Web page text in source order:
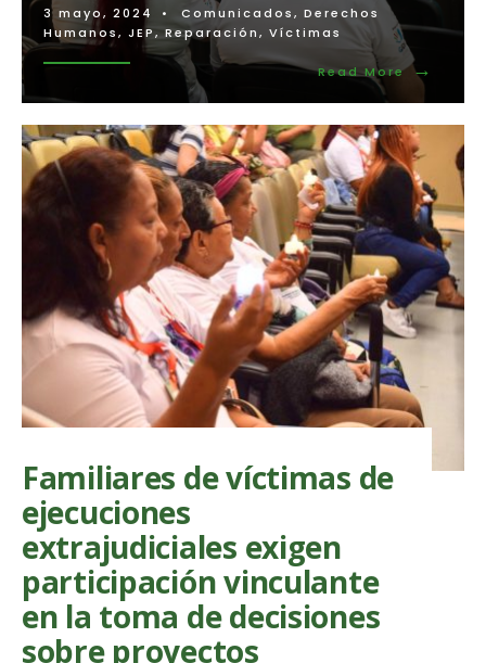
JEP
ha
impulsado
y
organizado
la
Audiencia
Pública
Nacional
Medidas
Cautelares
3 mayo, 2024 • Comunicados, Derechos
Humanos, JEP,Reparación, Víctimas
Read More →
Read
de
“falsos
expresan
frente
al
proyecto
“siembras
de
vida”
y
claridad
en
los
Familiares de víctimas de
ejecuciones
extrajudiciales exigen
participación vinculante
en la toma de decisiones
sobre proyectos